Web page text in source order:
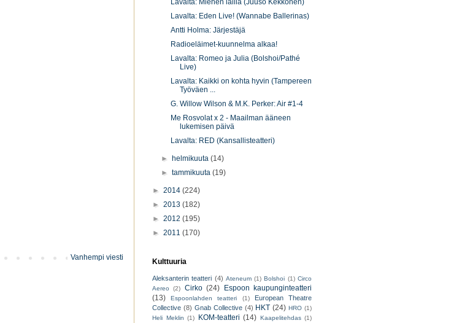
Vanhempi viesti
Lavalta: Miehen lailla (Juuso Kekkonen)
Lavalta: Eden Live! (Wannabe Ballerinas)
Antti Holma: Järjestäjä
Radioeläimet-kuunnelma alkaa!
Lavalta: Romeo ja Julia (Bolshoi/Pathé
Live)
Lavalta: Kaikki on kohta hyvin (Tampereen
Työväen ...
G. Willow Wilson & M.K. Perker: Air #1-4
Me Rosvolat x 2 - Maailman ääneen
lukemisen päivä
Lavalta: RED (Kansallisteatteri)
► helmikuuta(14)
►tammikuuta(19)
► 2014 (224)
► 2013 (182)
► 2012 (195)
► 2011 (170)
Kulttuuria
Aleksanterin teatteri (4) Ateneum (1) Bolshoi (1) Circo
Aereo
(2) Cirko (24)
Espoon kaupunginteatteri
(13)
Espoonlahden teatteri (1)
European Theatre
Collective (8) Gnab Collective (4) HKT (24) HRO (1)
Heli Meklin (1) KOM-teatteri (14) Kaapelitehdas (1)